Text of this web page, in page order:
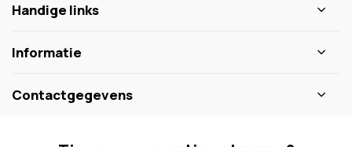
Handige links
Informatie
Contactgegevens